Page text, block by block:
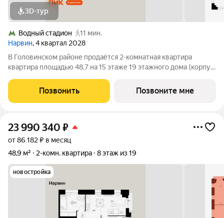
3D-тур
Водный стадион
11 мин.
Нарвин, 4 квартал 2028
В Головинском районе продаётся 2-комнатная квартира
квартира площадью 48.7 на 15 этаже 19 этажного дома (корпус
10 минут пешком до станции метро «Водный стадион» и 20
минут до МЦК «Коптево».
Позвонить Позвоните мне
23 990 340 ₽
от 86 182 ₽ в месяц
48,9 м²
2-комн. квартира 8 этаж из 19
новостройка